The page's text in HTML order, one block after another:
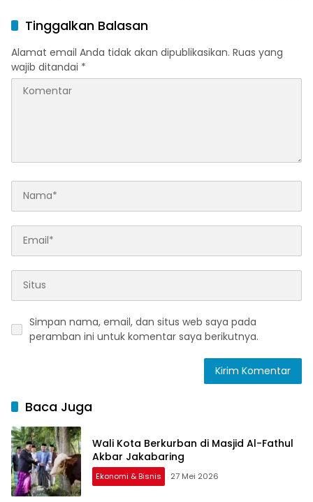
Tinggalkan Balasan
Alamat email Anda tidak akan dipublikasikan. Ruas yang
wajib ditandai *
Simpan nama, email, dan situs web saya pada
peramban ini untuk komentar saya berikutnya.
Baca Juga
Wali Kota Berkurban di Masjid Al-Fathul
Akbar Jakabaring
Ekonomi & Bisnis 27 Mei 2026